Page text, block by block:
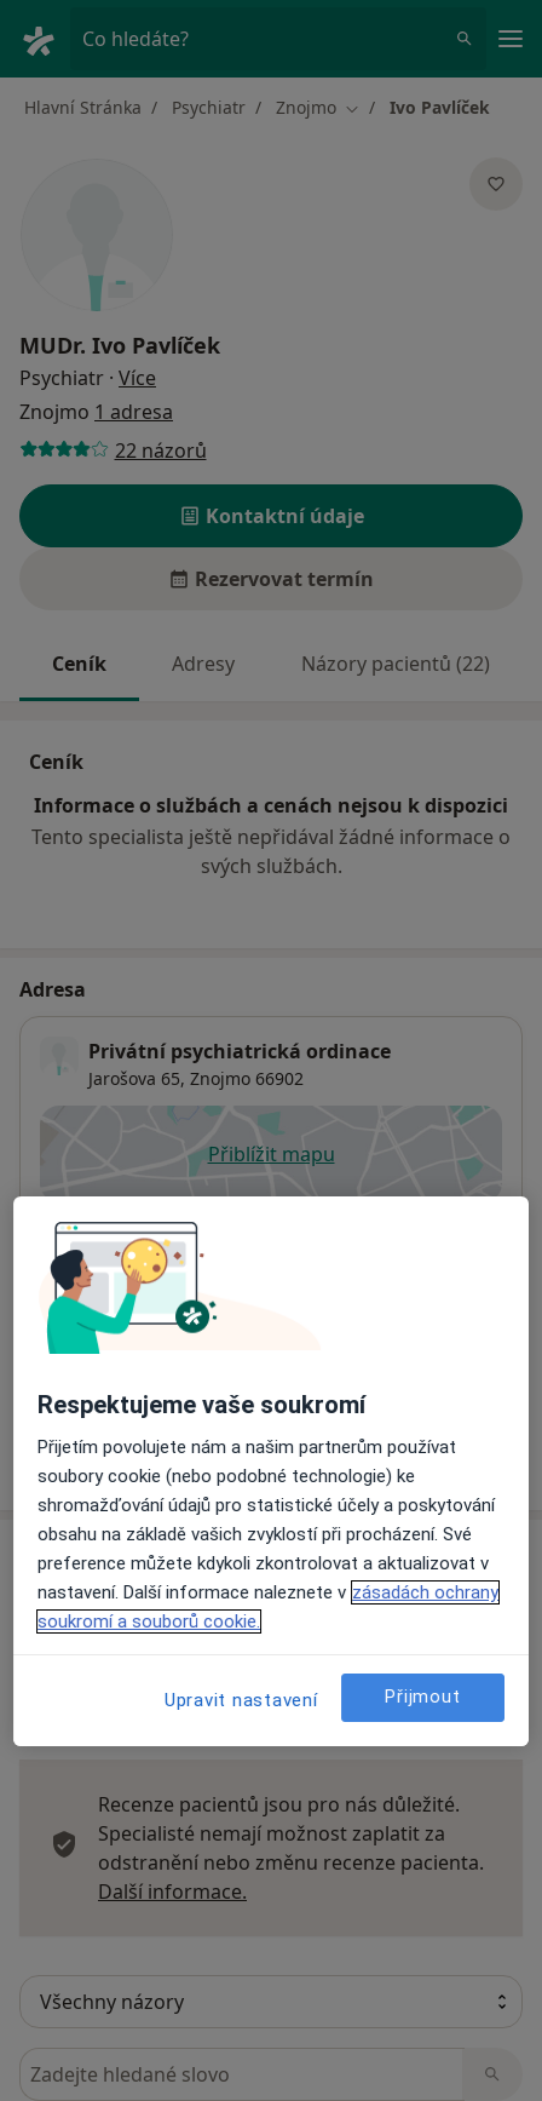
Co hledáte?
Hlavní Stránka Psychiatr Znojmo Změna města
Ivo Pavlíček
MUDr. Ivo Pavlíček
Psychiatr · Více
Znojmo 1 adresa
22 názorů
Kontaktní údaje
Rezervovat termín
Ceník Adresy Názory pacientů (22)
Ceník
Informace o službách a cenách nejsou k dispozici
Tento specialista ještě nepřidával žádné informace o
svých službách.
Adresa
Privátní psychiatrická ordinace
Jarošova 65, Znojmo 66902
Přiblížit mapuse otevře v nové záložce
Dostupnost
Na této adrese online kalendář není aktivní
Co mám v takové situaci udělat?
Způsoby platby (soukromé návštěvy)
Detaily
Víceo adrese
Názory
Přidejte svůj názor
Recenze pacientů jsou pro nás důležité.
Specialisté nemají možnost zaplatit za
odstranění nebo změnu recenze pacienta.
Další informace.
Hledejte v názorech
Respektujeme vaše soukromí
Přijetím povolujete nám a našim partnerům používat
soubory cookie (nebo podobné technologie) ke
shromažďování údajů pro statistické účely a poskytování
obsahu na základě vašich zvyklostí při procházení. Své
preference můžete kdykoli zkontrolovat a aktualizovat v
nastavení. Další informace naleznete v zásadách ochrany
soukromí a souborů cookie.
Upravit nastavení Přijmout